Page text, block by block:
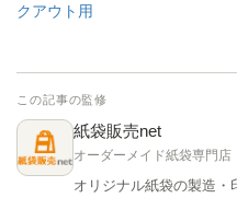
クアウト用
この記事の監修
紙袋販売net
オーダーメイド紙袋専門店
オリジナル紙袋の製造・